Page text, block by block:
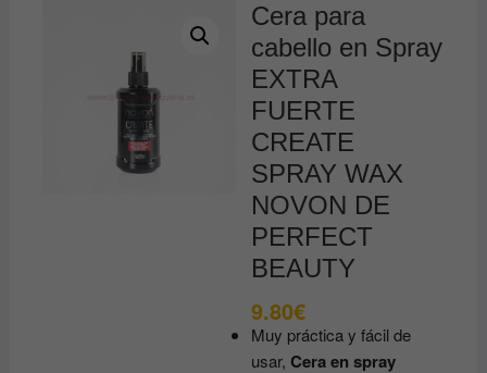
Cera para
cabello en Spray
EXTRA
FUERTE
CREATE
SPRAY WAX
NOVON DE
PERFECT
BEAUTY
9.80€
Muy práctica y fácil de
usar,Cera en spray